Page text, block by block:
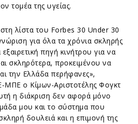
τομέα της υγείας.
λίστα του Forbes 30 Under 30
για όλα τα χρόνια σκληρής
εξαιρετική πηγή κινήτρου για να
σκληρότερα, προκειμένου να
την Ελλάδα περήφανες»,
ΜΠΕ ο Κίμων-Αριστοτέλης Φογκτ
η διάκριση δεν αφορά μόνο
μου και το σύστημα που
δουλειά και η επιμονή της